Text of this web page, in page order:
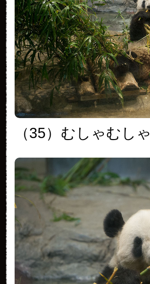
（35） むしゃむしゃ